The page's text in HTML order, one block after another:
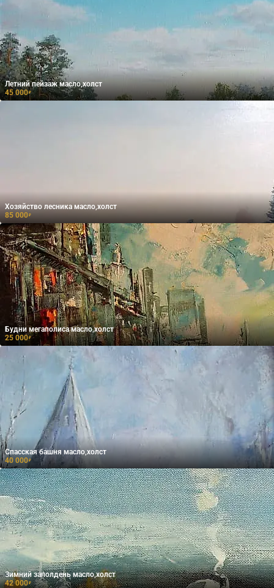
Летний пейзаж масло,холст
45 000₽
Хозяйство лесника масло,холст
85 000₽
Будни мегаполиса масло,холст
25 000₽
Спасская башня масло,холст
40 000₽
Зимний заполдень масло,холст
42 000₽